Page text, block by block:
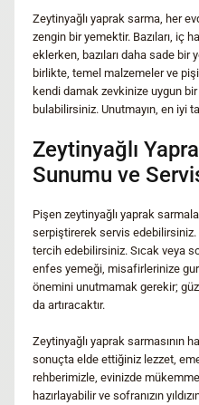
Zeytinyağlı yaprak sarma, her
zengin bir yemektir. Bazıları, iç
eklerken, bazıları daha sade bir
birlikte, temel malzemeler ve
kendi damak zevkinize uygun
bulabilirsiniz. Unutmayın, en iyi
Zeytinyağlı
Sunumu ve
Pişen zeytinyağlı yaprak
serpiştirerek servis edebilirsiniz.
tercih edebilirsiniz. Sıcak veya
enfes yemeği, misafirlerinize
önemini unutmamak gerekir;
da artıracaktır.
Zeytinyağlı yaprak sarmasının
sonuçta elde ettiğiniz lezzet,
rehberimizle, evinizde
hazırlayabilir ve sofranızın